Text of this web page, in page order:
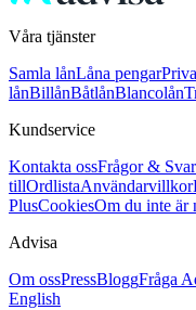
Våra tjänster
Samla lånLåna pengar
lånBillånBåtlånBlancolån
Kundservice
Kontakta ossFrågor & Svar
tillOrdlistaAnvändarvillkor
PlusCookiesOm du inte är
Advisa
Om ossPressBloggFråga
English